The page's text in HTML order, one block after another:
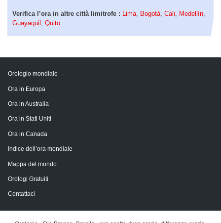
Verifica l’ora in altre città limitrofe : Lima Bogotá Cali Medellín
Guayaquil Quito
Orologio mondiale
Ora in Europa
Ora in Australia
Ora in Stati Uniti
Ora in Canada
Indice dell’ora mondiale
Mappa del mondo
Orologi Gratuiti
Contattaci